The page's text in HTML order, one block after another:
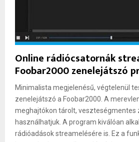
Online rádiócsatornák
Foobar2000 zenelejátszó
Minimalista megjelenésű, végtelenül
zenelejátszó a Foobar2000. A
meghajtókon tárolt, veszteségmentes
használhatjuk. A program kiválóan
rádióadások streamelésére is. Ez a